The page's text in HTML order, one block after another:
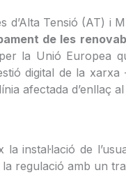
d’Alta Tensió (AT)
de les
la Unió Europea
digital de la
afectada d’enllaç
instal·lació de
regulació amb un